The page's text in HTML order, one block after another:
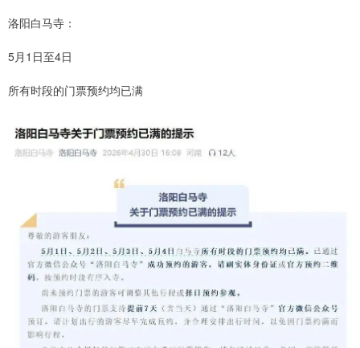
洛阳白马寺：
5月1日至4日
所有时段的门票预约均已满